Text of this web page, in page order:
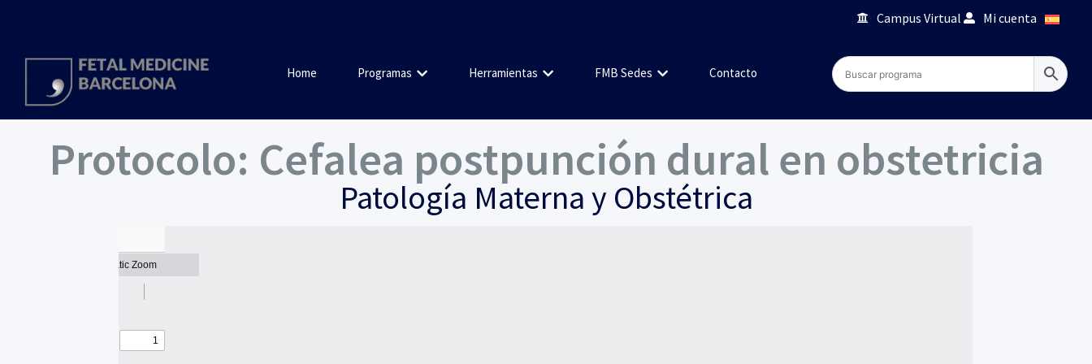
Campus Virtual Mi cuenta
Home Programas Herramientas FMB Sedes Contacto
Protocolo: Cefalea postpunción dural en obstetricia
Patología Materna y Obstétrica